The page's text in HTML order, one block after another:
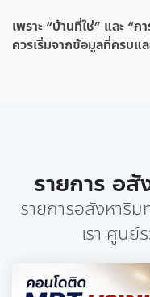
เพราะ “บ้านที่ใช่” และ “
ควรเริ่มจากข้อมูลที่ครบแล
รายการ อ
รายการอสังหาริ
เรา ศูน